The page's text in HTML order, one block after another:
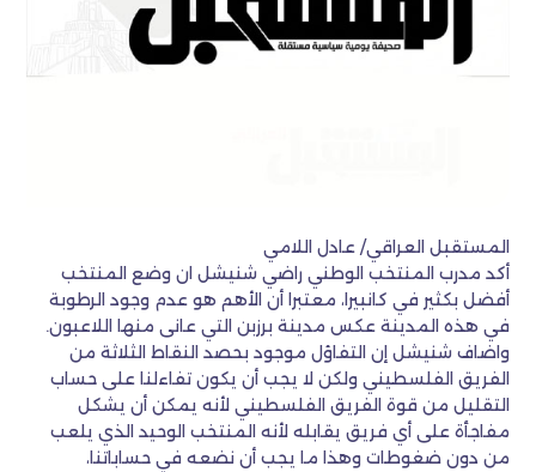
المستقبل العراقي/ عادل اللامي
أكد مدرب المنتخب الوطني راضي شنيشل ان وضع المنتخب
أفضل بكثير في كانبيرا، معتبرا أن الأهم هو عدم وجود الرطوبة
في هذه المدينة عكس مدينة برزبن التي عانى منها اللاعبون.
واضاف شنيشل إن التفاؤل موجود بحصد النقاط الثلاثة من
الفريق الفلسطيني ولكن لا يجب أن يكون تفاءلنا على حساب
التقليل من قوة الفريق الفلسطيني لأنه يمكن أن يشكل
مفاجأة على أي فريق يقابله لأنه المنتخب الوحيد الذي يلعب
من دون ضغوطات وهذا ما يجب أن نضعه في حساباتنا،